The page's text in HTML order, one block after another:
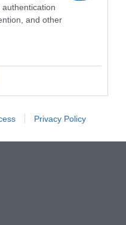
and other
Privacy Policy